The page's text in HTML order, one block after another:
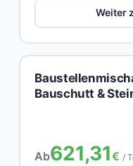
Weiter
Bauschutt &
Ab621,31€ /